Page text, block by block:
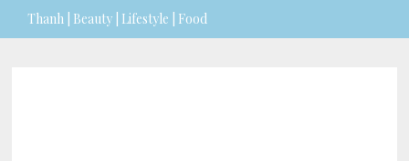
Thanh | Beauty | Lifestyle | Food